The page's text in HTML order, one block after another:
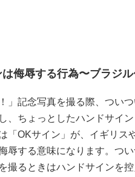
侮辱する行為〜ブラジ
」記念写真を撮る際、つい
、ちょっとしたハンドサイ
「OKサイン」が、イギリス
辱する意味になります。つ
撮るときはハンドサインを控